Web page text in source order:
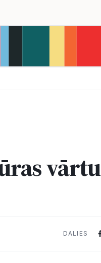
vārtu
DALIES